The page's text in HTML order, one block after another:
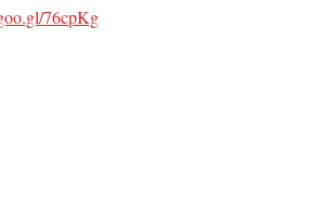
76cpKg